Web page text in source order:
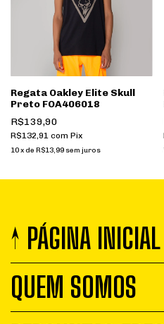
Regata Oakley Elite Skull
Preto FOA406018
R$139,90
R$132,91 com Pix
10x de R$13,99 sem juros
↑ PÁGINA INICIAL
QUEM SOMOS